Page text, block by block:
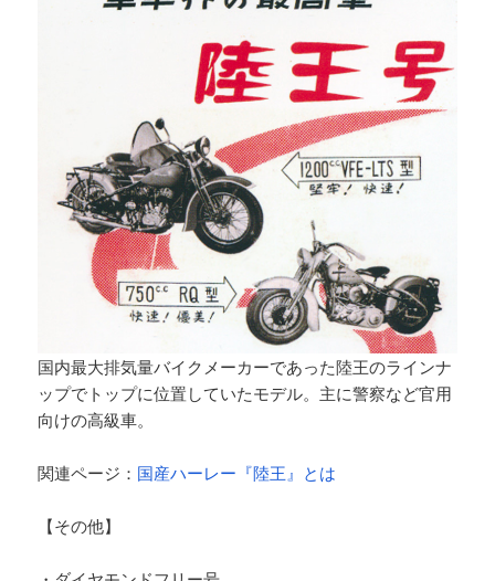
国内最大排気量バイクメーカーであった陸王のラインナ
ップでトップに位置していたモデル。主に警察など官用
向けの高級車。
関連ページ： 国産ハーレー『陸王』とは
【その他】